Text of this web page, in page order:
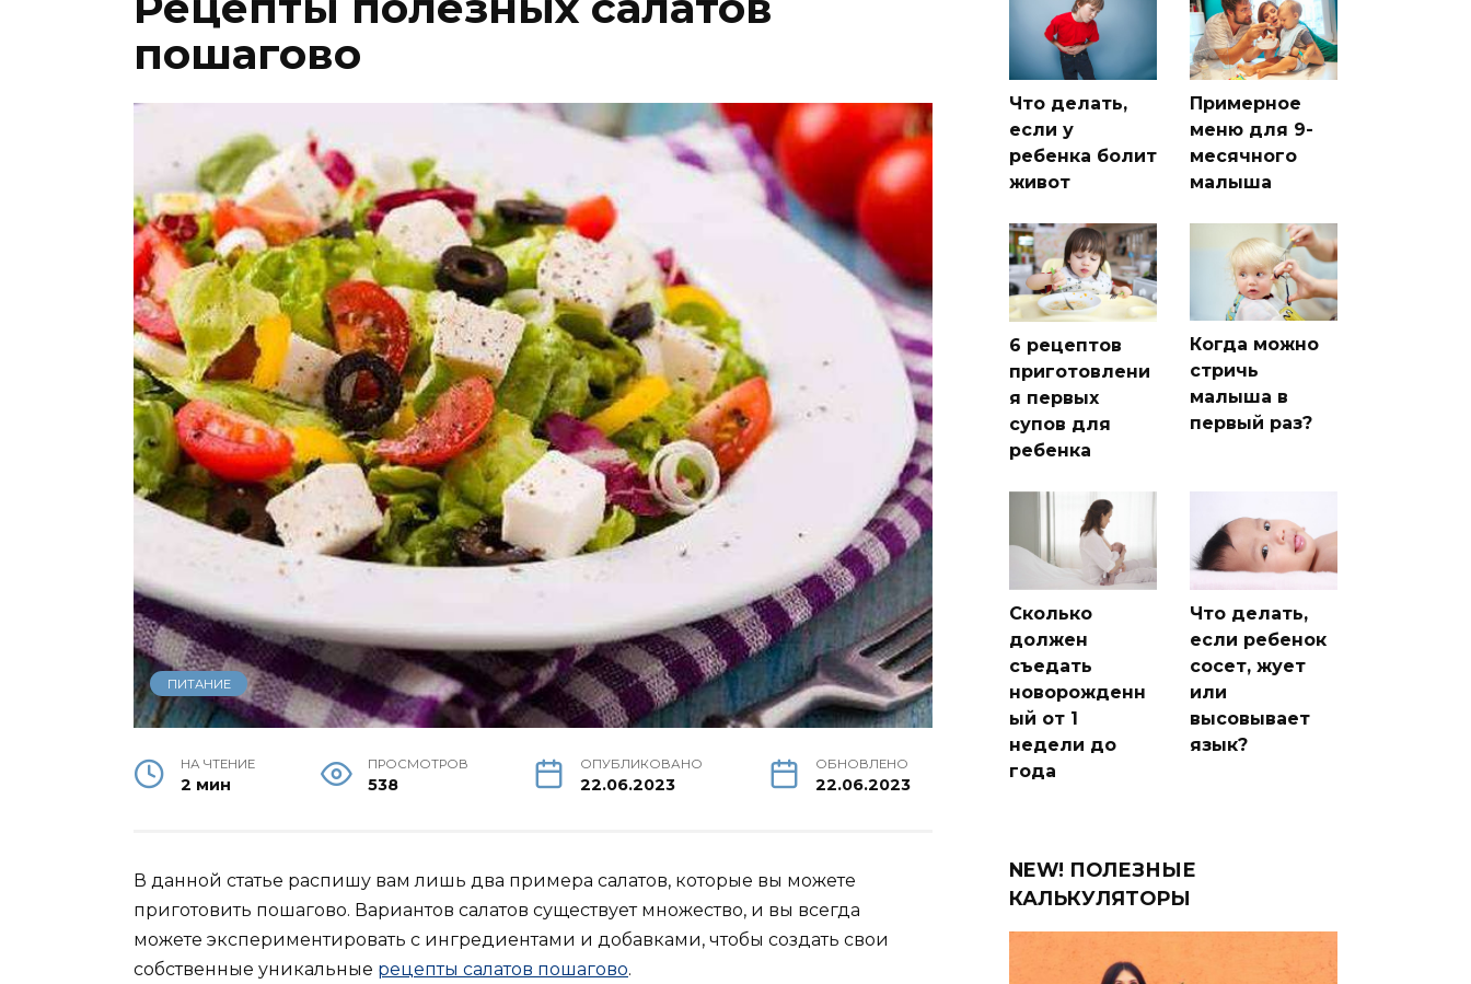
пошагово
ПИТАНИЕ
НА ЧТЕНИЕ
2 мин
ПРОСМОТРОВ
538
ОПУБЛИКОВАНО
22.06.2023
ОБНОВЛЕНО
22.06.2023
В данной статье распишу вам лишь два примера салатов, которые вы можете
приготовить пошагово. Вариантов салатов существует множество, и вы всегда
можете экспериментировать с ингредиентами и добавками, чтобы создать свои
собственные уникальные рецепты салатов пошагово.
Что делать,
если у
ребенка болит
живот
Примерное
меню для 9-
месячного
малыша
6 рецептов
приготовлени
я первых
супов для
ребенка
Когда можно
стричь
малыша в
первый раз?
Сколько
должен
съедать
новорожденн
ый от 1
недели до
года
Что делать,
если ребенок
сосет, жует
или
высовывает
язык?
NEW! ПОЛЕЗНЫЕ
КАЛЬКУЛЯТОРЫ